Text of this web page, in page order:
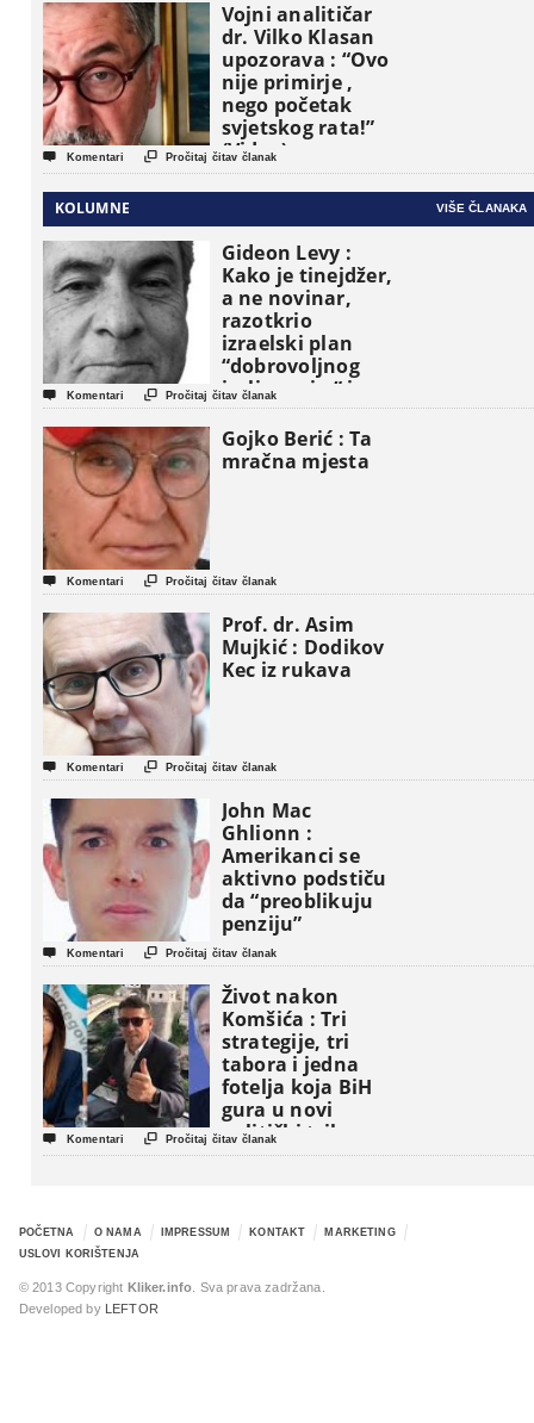
Vojni analitičar
dr. Vilko Klasan
upozorava : “Ovo
nije primirje ,
nego početak
svjetskog rata!”
(Video)
 Komentari  Pročitaj čitav članak
KOLUMNE VIŠE ČLANAKA
Gideon Levy :
Kako je tinejdžer,
a ne novinar,
razotkrio
izraelski plan
“dobrovoljnog
iseljavanja ” iz
Gaze
 Komentari  Pročitaj čitav članak
Gojko Berić : Ta
mračna mjesta
 Komentari  Pročitaj čitav članak
Prof. dr. Asim
Mujkić : Dodikov
Kec iz rukava
 Komentari  Pročitaj čitav članak
John Mac
Ghlionn :
Amerikanci se
aktivno podstiču
da “preoblikuju
penziju”
 Komentari  Pročitaj čitav članak
Život nakon
Komšića : Tri
strategije, tri
tabora i jedna
fotelja koja BiH
gura u novi
politički triler
 Komentari  Pročitaj čitav članak
POČETNA O NAMA IMPRESSUM KONTAKT
MARKETING
USLOVI KORIŠTENJA
© 2013 Copyright Kliker.info . Sva prava zadržana.
Developed by
LEFTOR